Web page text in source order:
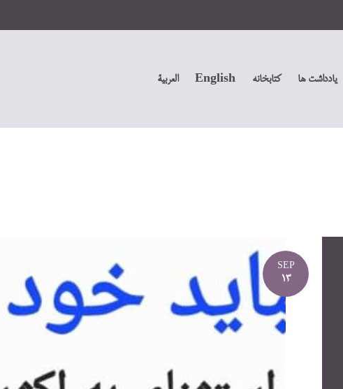
یادداشت ها کتابخانه English العربیة
SEP
13